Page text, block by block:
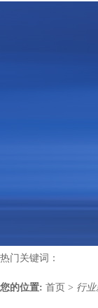
热门关键词：
您的位置: 首页 > 行